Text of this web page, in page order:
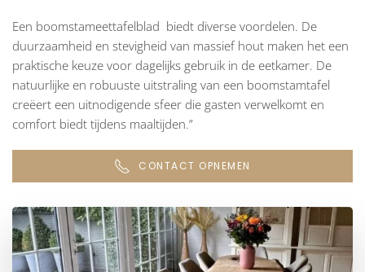
Een boomstameettafelblad biedt diverse voordelen. De
duurzaamheid en stevigheid van massief hout maken het een
praktische keuze voor dagelijks gebruik in de eetkamer. De
natuurlijke en robuuste uitstraling van een boomstamtafel
creëert een uitnodigende sfeer die gasten verwelkomt en
comfort biedt tijdens maaltijden.”
CONTACT OPNEMEN